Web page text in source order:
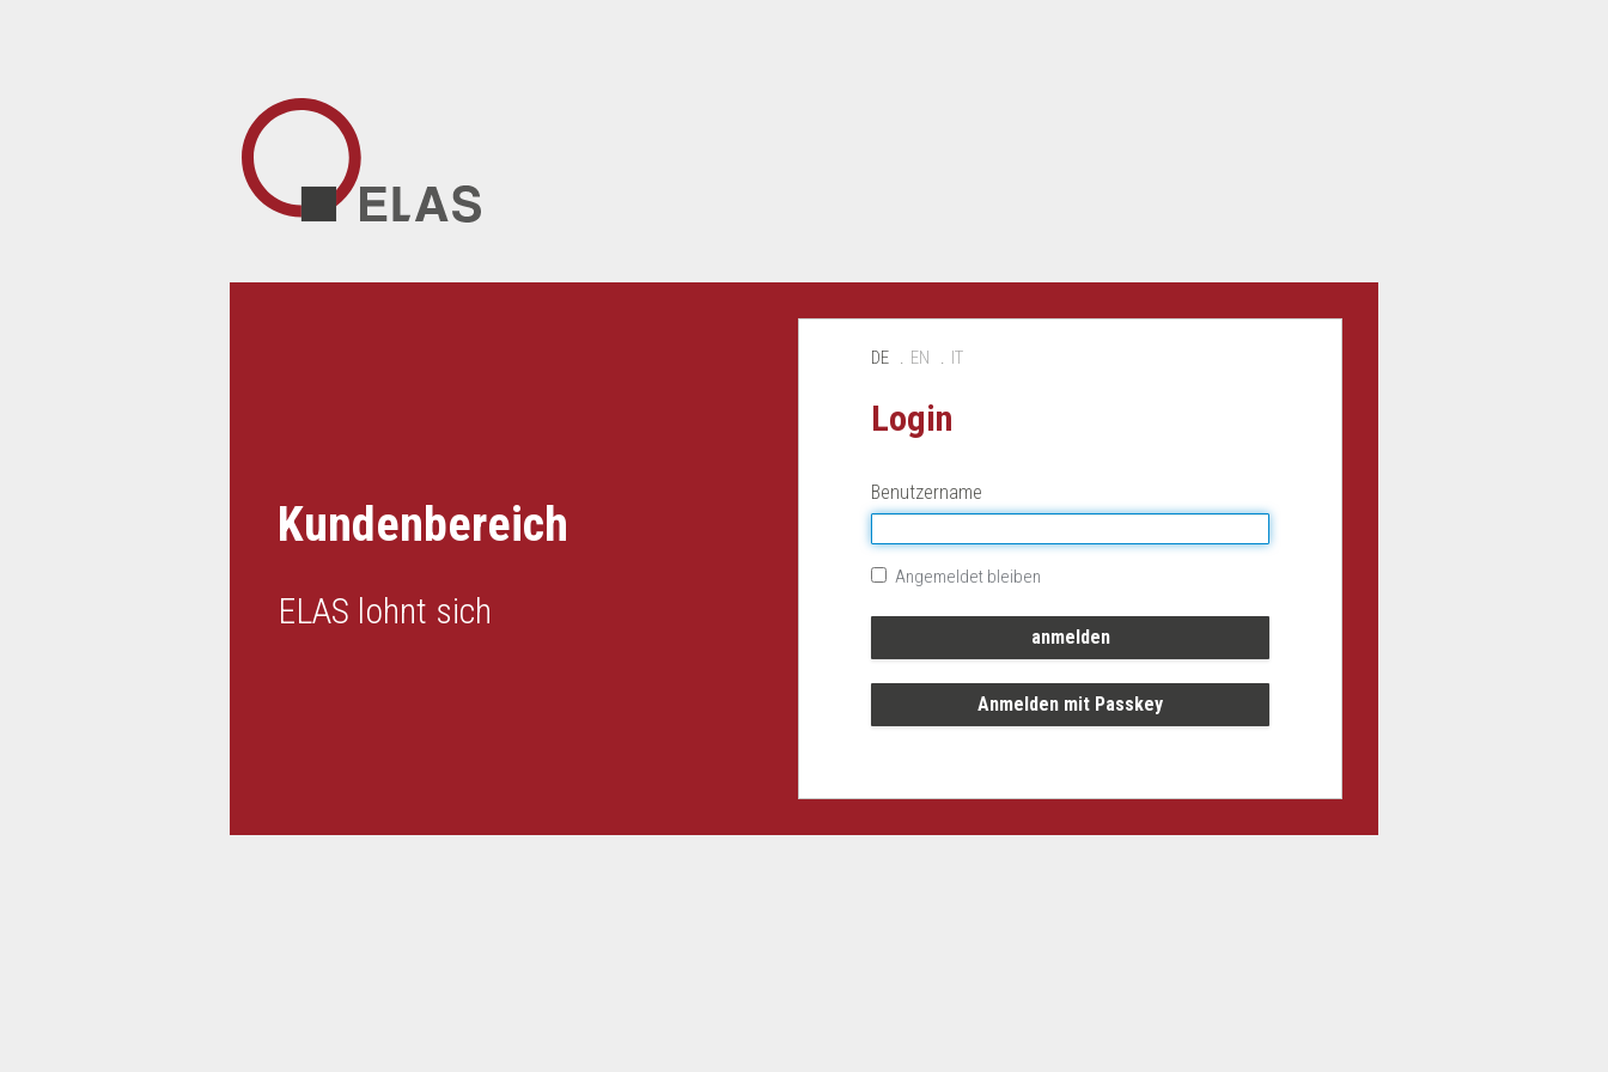
Kundenbereich
ELAS lohnt sich
DE EN IT
Login
Benutzername
Angemeldet bleiben
Anmelden mit Passkey